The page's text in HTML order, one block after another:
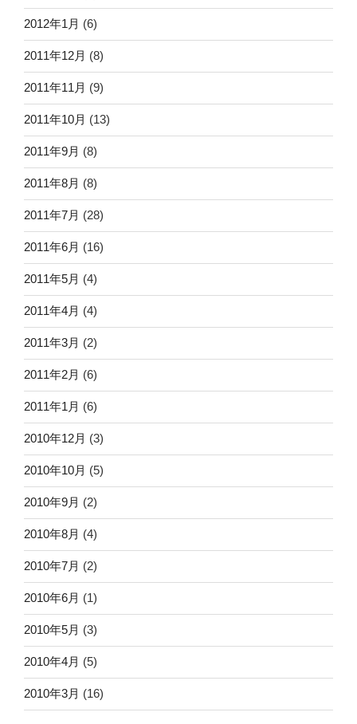
2012年1月 (6)
2011年12月 (8)
2011年11月 (9)
2011年10月 (13)
2011年9月 (8)
2011年8月 (8)
2011年7月 (28)
2011年6月 (16)
2011年5月 (4)
2011年4月 (4)
2011年3月 (2)
2011年2月 (6)
2011年1月 (6)
2010年12月 (3)
2010年10月 (5)
2010年9月 (2)
2010年8月 (4)
2010年7月 (2)
2010年6月 (1)
2010年5月 (3)
2010年4月 (5)
2010年3月 (16)